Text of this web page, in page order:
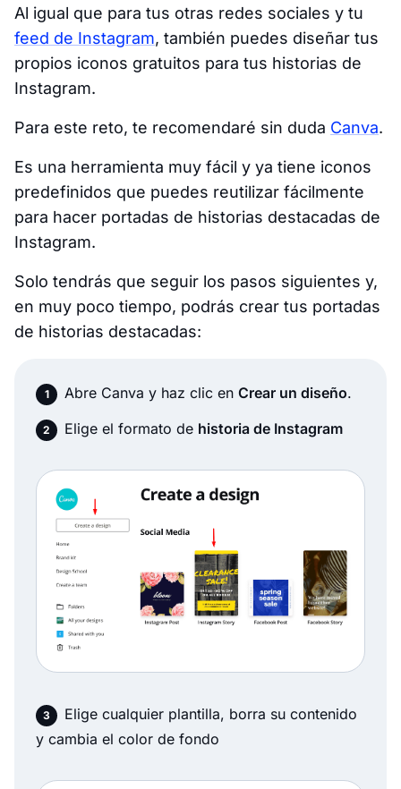
Al igual que para tus otras redes sociales y tu
feed de Instagram, también puedes diseñar tus
propios iconos gratuitos para tus historias de
Instagram.
Para este reto, te recomendaré sin duda Canva.
Es una herramienta muy fácil y ya tiene iconos
predefinidos que puedes reutilizar fácilmente
para hacer portadas de historias destacadas de
Instagram.
Solo tendrás que seguir los pasos siguientes y,
en muy poco tiempo, podrás crear tus portadas
de historias destacadas:
Abre Canva y haz clic en Crear un diseño.
Elige el formato de historia de Instagram
Elige cualquier plantilla, borra su contenido
y cambia el color de fondo